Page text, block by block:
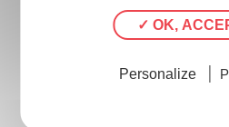
ÉQUIPEMENTS
ÉQUIPEMENTS
✓ OK,
Personalize